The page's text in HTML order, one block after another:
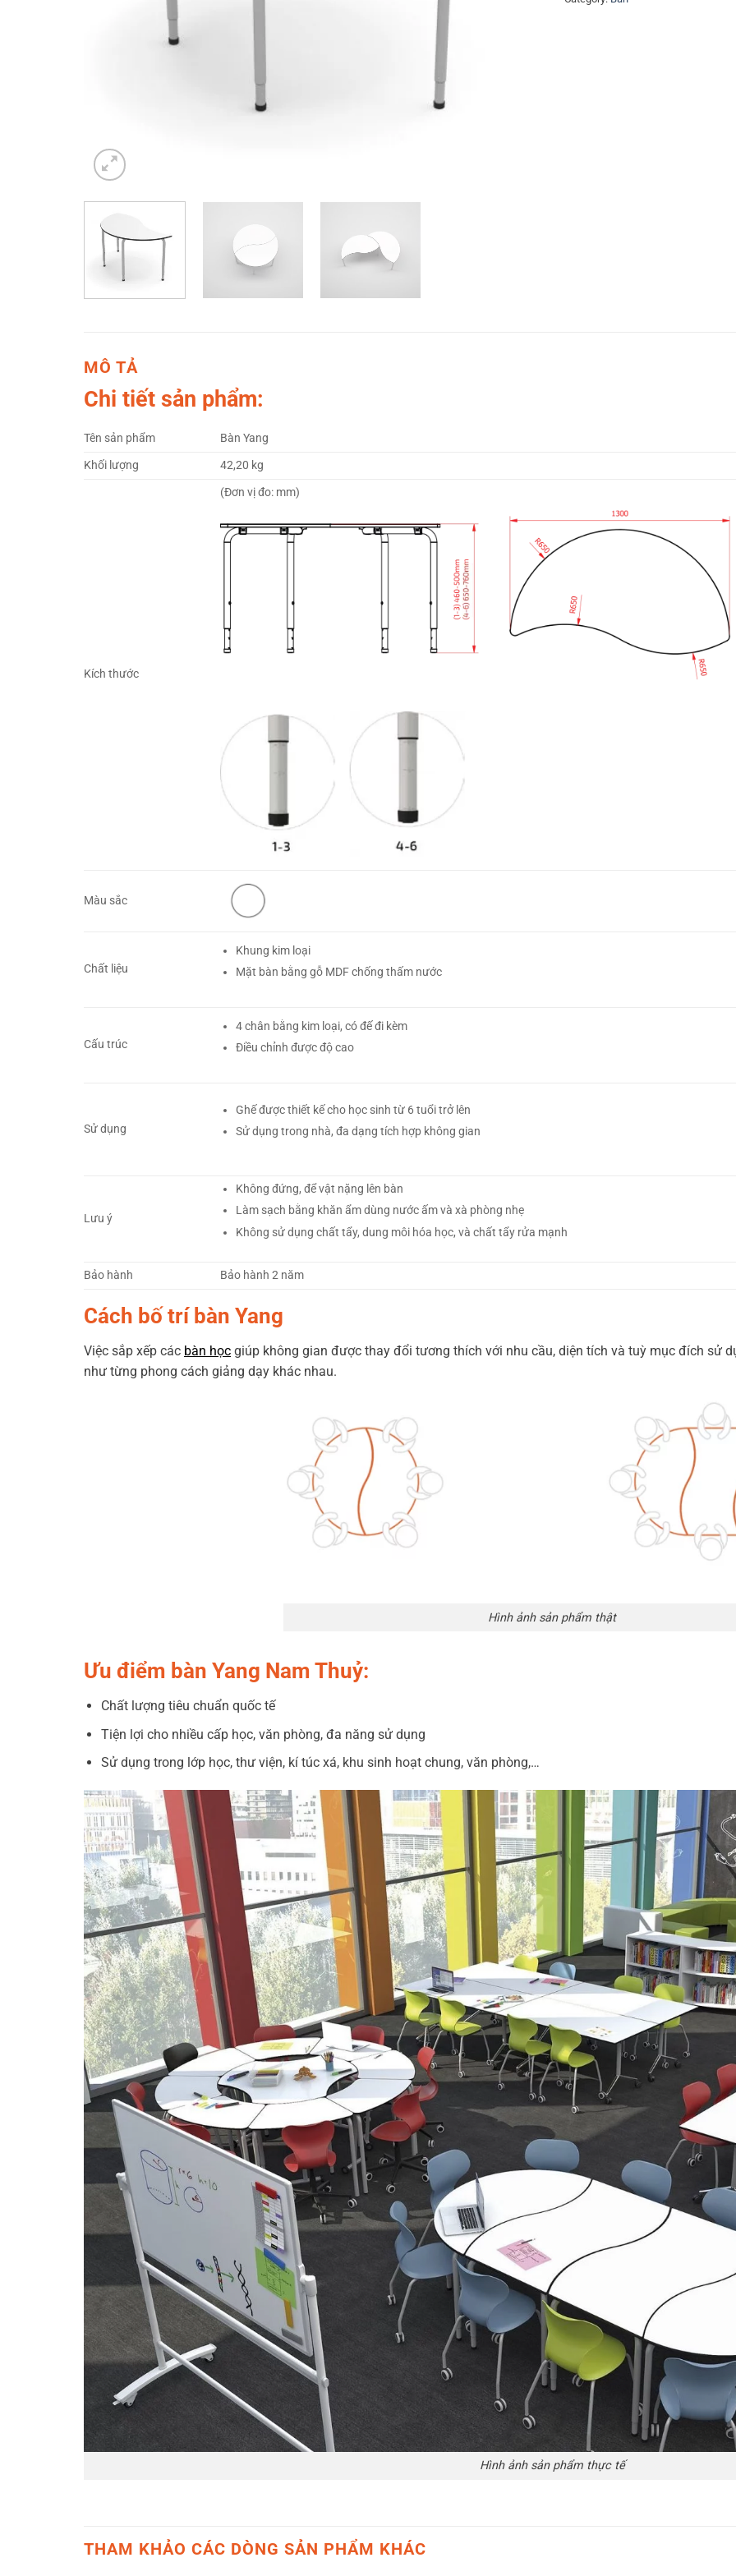
MÔ TẢ
Chi tiết sản phẩm:
Tên sản phẩm
Bàn Yang
Khối lượng
42,20 kg
Kích thước
(Đơn vị đo: mm)
Màu sắc
Chất liệu
Khung kim loại
Mặt bàn bằng gỗ MDF chống thấm nước
Cấu trúc
4 chân bằng kim loại, có đế đi kèm
Điều chỉnh được độ cao
Sử dụng
Ghế được thiết kế cho học sinh từ 6 tuổi trở lên
Sử dụng trong nhà, đa dạng tích hợp không gian
Lưu ý
Không đứng, để vật nặng lên bàn
Làm sạch bằng khăn ẩm dùng nước ấm và xà phòng nhẹ
Không sử dụng chất tẩy, dung môi hóa học, và chất tẩy rửa mạnh
Bảo hành Bảo hành 2 năm
Cách bố trí bàn Yang
Việc sắp xếp các bàn học giúp không gian được thay đổi tương thích với nhu cầu, diện tích và tuỳ mục đích sử
như từng phong cách giảng dạy khác nhau.
Hình ảnh sản phẩm thật
Ưu điểm bàn Yang Nam Thuỷ:
Chất lượng tiêu chuẩn quốc tế
Tiện lợi cho nhiều cấp học, văn phòng, đa năng sử dụng
Sử dụng trong lớp học, thư viện, kí túc xá, khu sinh hoạt chung, văn phòng,…
Hình ảnh sản phẩm thực tế
THAM KHẢO CÁC DÒNG SẢN PHẨM KHÁC